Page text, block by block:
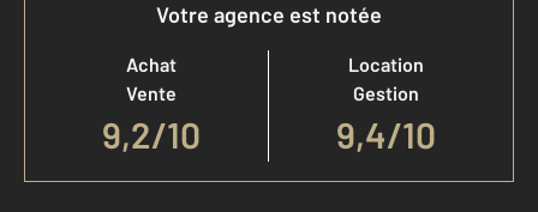
Votre agence est notée
Achat
Vente
9,2/10
Location
Gestion
9,4/10